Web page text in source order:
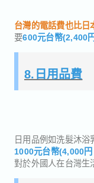
台灣的電話費也比日
要600元台幣(2,400
8.日用品費
日用品例如洗髮沐
1000元台幣(4,000
對於外國人在台灣生